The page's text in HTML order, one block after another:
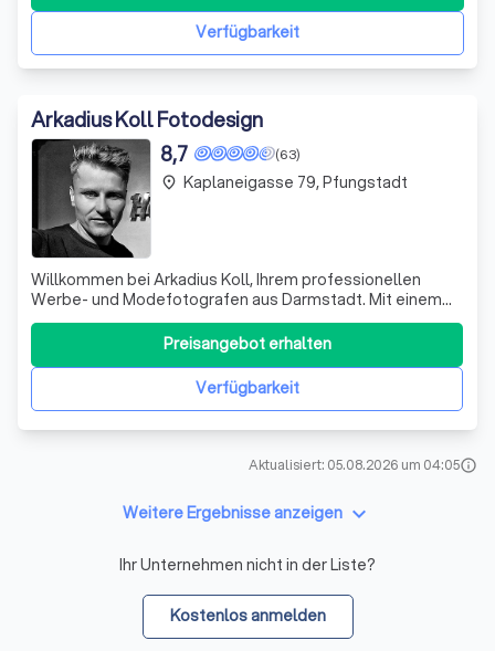
Verfügbarkeit
Arkadius Koll Fotodesign
(63)
8,7
Willkommen bei Arkadius Koll, Ihrem professionellen
Werbe- und Modefotografen aus Darmstadt. Mit einem
eigenen Studio in der Nähe von Frankfurt, erweitern wir
kontinuierlich das Spektrum unserer Fotokunst und
überzeugen durch anerkannte innovative Kreativität. Als
Porträt-, Mode- und Werbefotograf s
Verfügbarkeit
Preisangebot erhalten
place Kaplaneigasse 79, Pfungstadt
Aktualisiert: 05.08.2026 um 04:05info
Weitere Ergebnisse anzeigen keyboard_arrow_down
Ihr Unternehmen nicht in der Liste?
Kostenlos anmelden